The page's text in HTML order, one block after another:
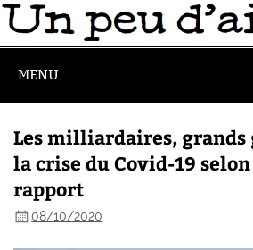
MENU
Les milliardaires, grands
la crise du Covid-19
rapport
08/10/2020